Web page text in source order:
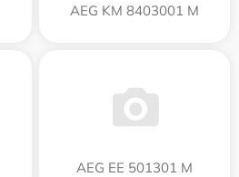
AEG KM 8403001 M
AEG EE 501301 M